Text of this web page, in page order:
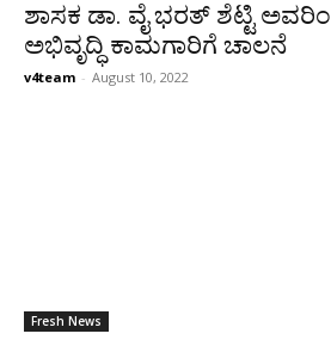
ಶಾಸಕ ಡಾ. ವೈ ಭರತ್ ಶೆಟ್ಟಿ
ಅಭಿವೃದ್ಧಿ ಕಾಮಗಾರಿಗೆ ಚಾಲನೆ
v4team - August 10, 2022
Fresh News